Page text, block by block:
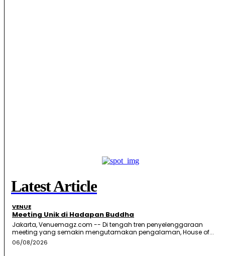
Latest Article
VENUE
Meeting Unik di Hadapan Buddha
Jakarta, Venuemagz.com -- Di tengah tren penyelenggaraan
meeting yang semakin mengutamakan pengalaman, House of...
06/08/2026